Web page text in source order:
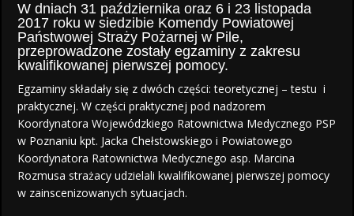
W dniach 31 października oraz 6 i 23 listopada
2017 roku w siedzibie Komendy Powiatowej
Państwowej Straży Pożarnej w Pile,
przeprowadzone zostały egzaminy z zakresu
kwalifikowanej pierwszej pomocy.
Egzaminy składały się z dwóch części: teoretycznej – testu i
praktycznej. W części praktycznej pod nadzorem
Koordynatora Wojewódzkiego Ratownictwa Medycznego PSP
w Poznaniu kpt. Jacka Chełstowskiego i Powiatowego
Koordynatora Ratownictwa Medycznego asp. Marcina
Rozmusa strażacy udzielali kwalifikowanej pierwszej pomocy
w zainscenizowanych sytuacjach.